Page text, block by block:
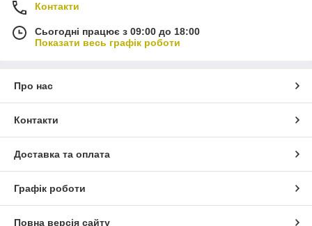
Контакти
Сьогодні працює з 09:00 до 18:00
Показати весь графік роботи
Про нас
Контакти
Доставка та оплата
Графік роботи
Повна версія сайту